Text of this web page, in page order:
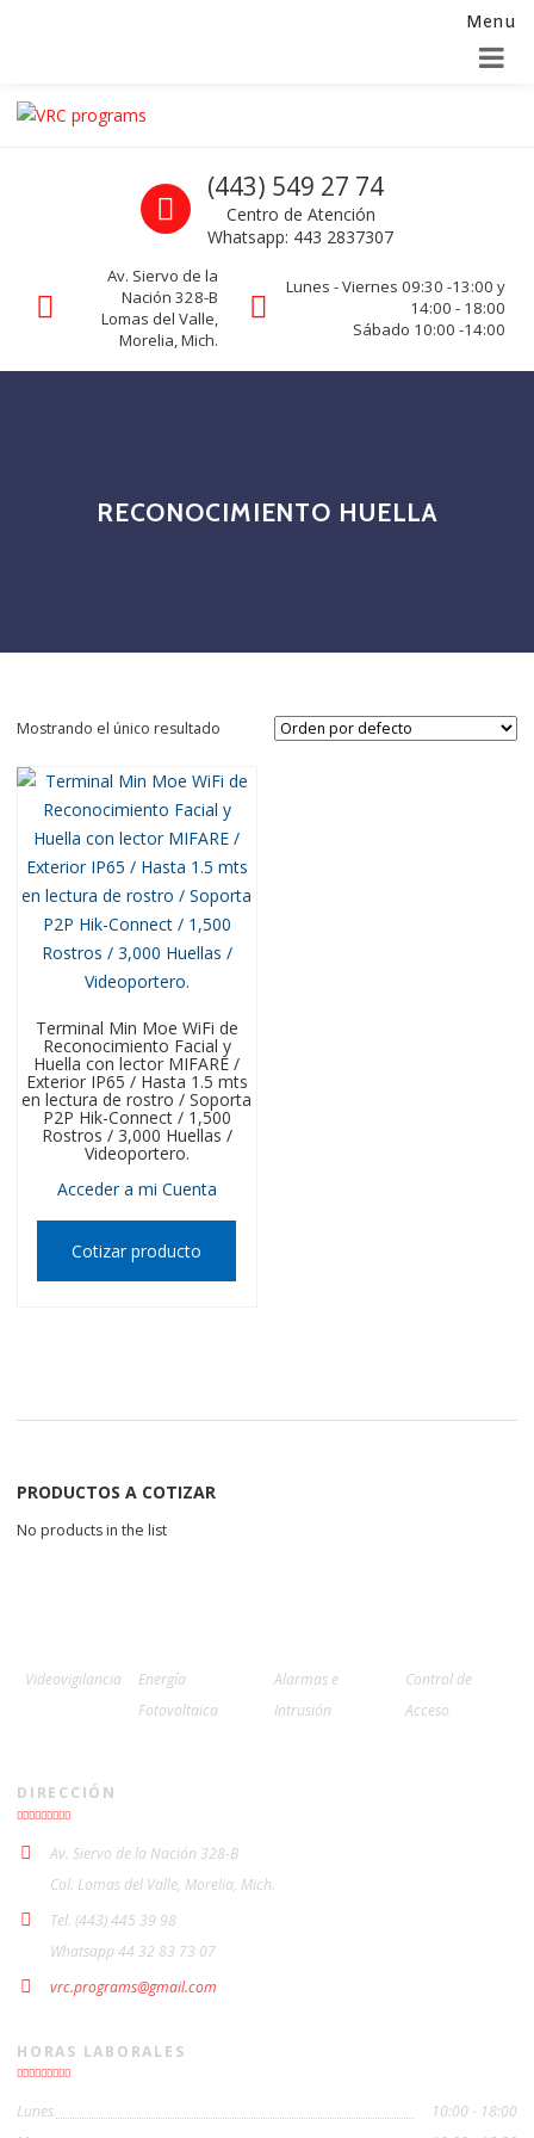
Menu
Skip to navigation
Skip to content
La seguridad de su empresa es nuestro negocio.
Call us
(443) 549 27 74
Centro de Atención
Whatsapp: 443 2837307
Av. Siervo de la
Nación 328-B
Lomas del Valle,
Morelia, Mich.
Lunes - Viernes 09:30 -13:00 y
14:00 - 18:00
Sábado 10:00 -14:00
RECONOCIMIENTO HUELLA
Mostrando el único resultado
Terminal Min Moe WiFi de
Reconocimiento Facial y
Huella con lector MIFARE /
Exterior IP65 / Hasta 1.5 mts
en lectura de rostro / Soporta
P2P Hik-Connect / 1,500
Rostros / 3,000 Huellas /
Videoportero.
Acceder a mi Cuenta
Cotizar producto
PRODUCTOS A COTIZAR
No products in the list
Videovigilancia
Energía
Fotovoltaica
Alarmas e
Intrusión
Control de
Acceso
DIRECCIÓN
Av. Siervo de la Nación 328-B
Col. Lomas del Valle, Morelia, Mich.
Tel. (443) 445 39 98
Whatsapp 44 32 83 73 07
vrc.programs@gmail.com
HORAS LABORALES
Lunes
10:00 - 18:00